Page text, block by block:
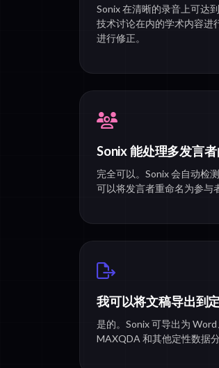
Sonix 在清晰的录音上可达
技术讨论在内的学术内容进
进行修正。
Sonix 能处理多发言
完全可以。Sonix 会自动检
可以将发言者重命名为参与
我可以将文稿导出到
是的。Sonix 可导出为
MAXQDA 和其他定性数据